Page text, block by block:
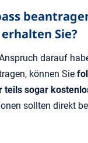
Sie?
darauf
können Sie
teils sogar
sollten direkt